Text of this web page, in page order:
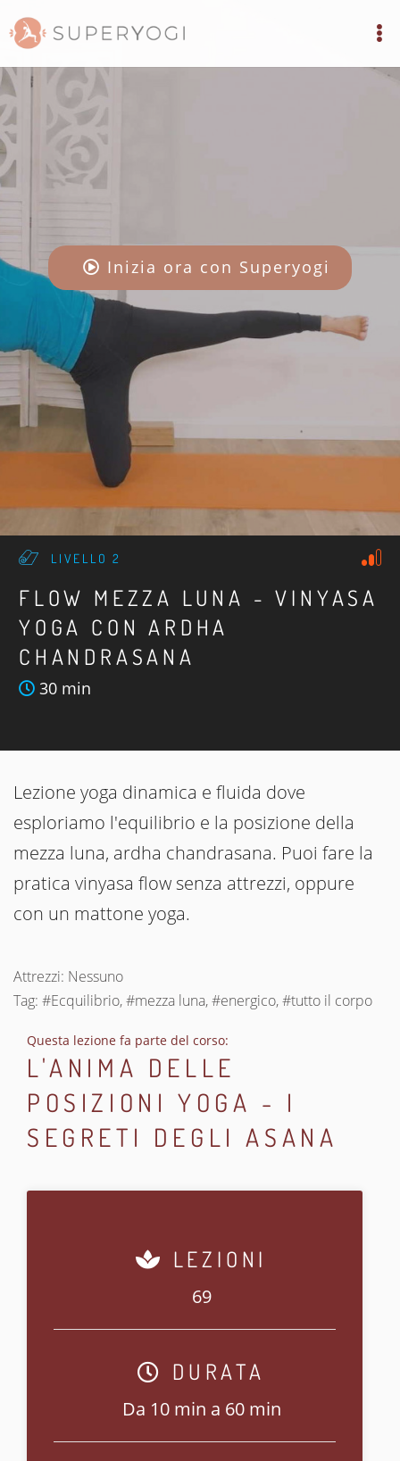
Inizia ora con Superyogi
LIVELLO 2
FLOW MEZZA LUNA - VINYASA
YOGA CON ARDHA
CHANDRASANA
30 min
Lezione yoga dinamica e fluida dove
esploriamo l'equilibrio e la posizione della
mezza luna, ardha chandrasana. Puoi fare la
pratica vinyasa flow senza attrezzi, oppure
con un mattone yoga.
Attrezzi: Nessuno
Tag: #Ecquilibrio, #mezza luna, #energico, #tutto il corpo
Questa lezione fa parte del corso:
L'ANIMA DELLE
POSIZIONI YOGA - I
SEGRETI DEGLI ASANA
LEZIONI
69
DURATA
Da 10 min a 60 min